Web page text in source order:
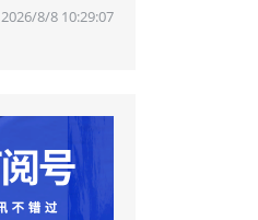
2026/8/8 10:29:07